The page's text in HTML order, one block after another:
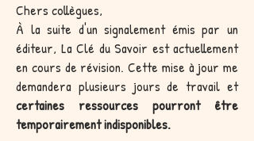
Chers collègues,
À la suite d'un signalement émis par un
éditeur, La Clé du Savoir est actuellement
en cours de révision. Cette mise à jour me
demandera plusieurs jours de travail et
certaines ressources pourront être
temporairement indisponibles.